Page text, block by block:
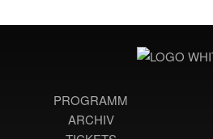
PROGRAMM
ARCHIV